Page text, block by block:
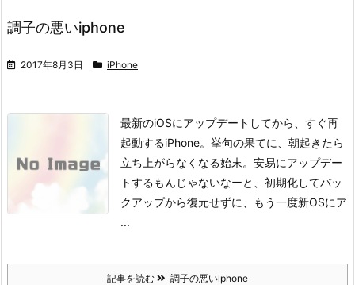
調子の悪いiphone
2017年8月3日 iPhone
最新のiOSにアップデートしてから、すぐ再
起動するiPhone。 挙句の果てに、朝起きたら
立ち上がらなくなる始末。 安易にアップデー
トするもんじゃないなーと、初期化してバッ
クアップから復元せずに、もう一度新OSにア
...
記事を読む 調子の悪いiphone